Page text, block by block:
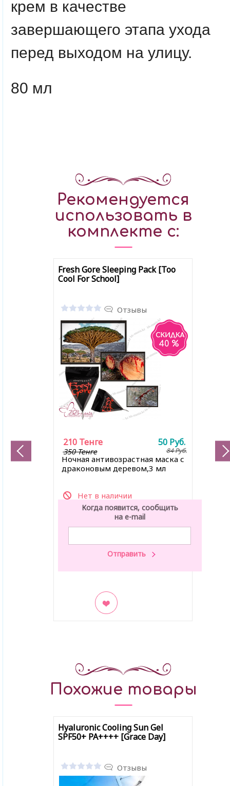
крем в качестве
завершающего этапа ухода
перед выходом на улицу.
80 мл
Рекомендуется
использовать в
комплекте с:
Fresh Gore Sleeping Pack [Too
Cool For School]
Отзывы
40 %
Ночная антивозрастная маска с
драконовым деревом,3 мл
Нет в наличии
210 Тенге 50 Руб.
350 Тенге 84Руб.
Когда появится, сообщить
на e-mail
Похожие товары
Hyaluronic Cooling Sun Gel
SPF50+ PA++++ [Grace Day]
Отзывы